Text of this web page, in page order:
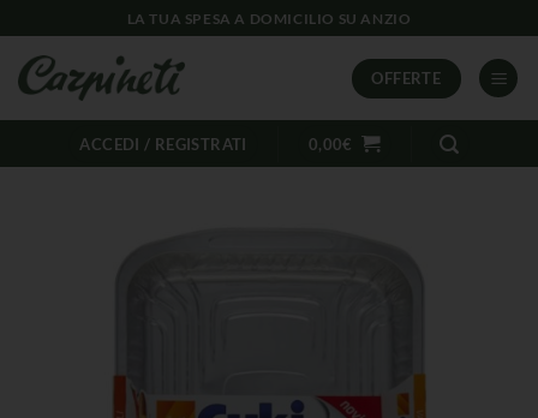
LA TUA SPESA A DOMICILIO SU ANZIO
OFFERTE
ACCEDI / REGISTRATI 0,00€